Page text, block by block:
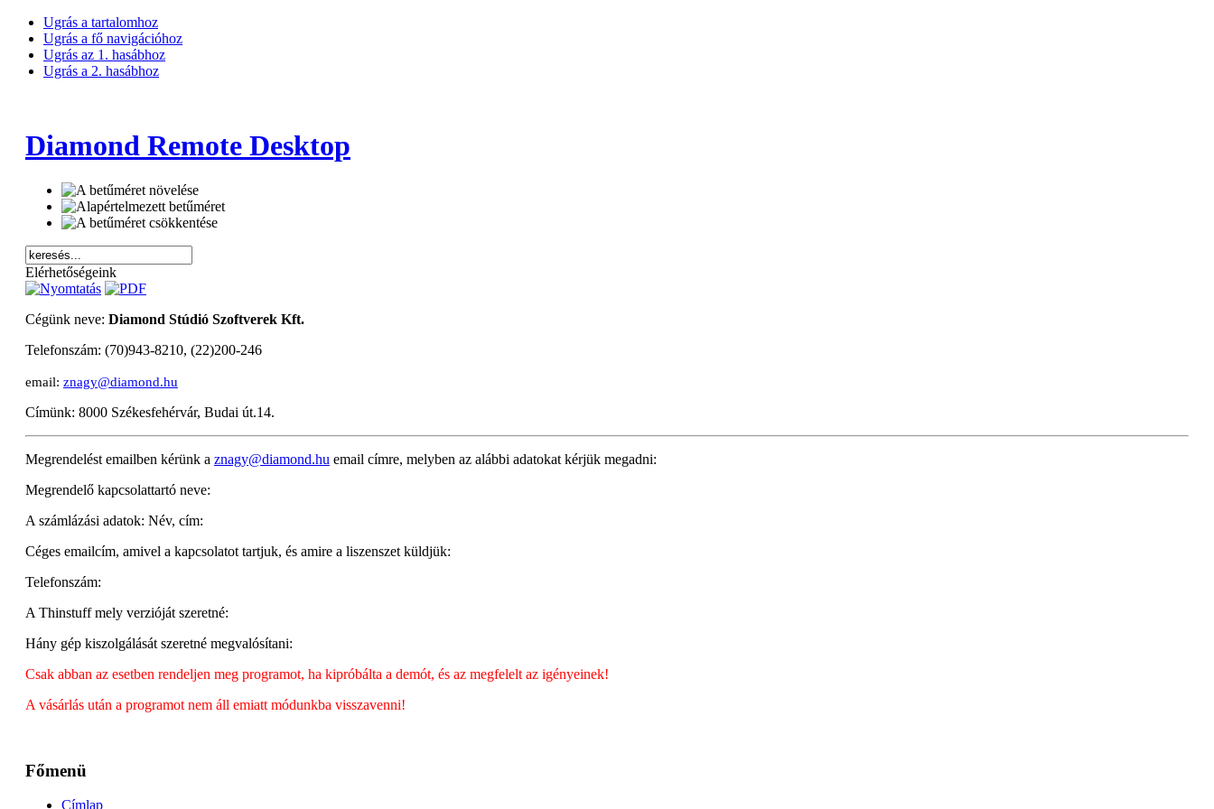
Ugrás a tartalomhoz
Ugrás a fő navigációhoz
Ugrás az 1. hasábhoz
Ugrás a 2. hasábhoz
Diamond Remote Desktop
Elérhetőségeink
Cégünk neve: Diamond Stúdió Szoftverek Kft.
Telefonszám: (70)943-8210, (22)200-246
email: znagy@diamond.hu
Címünk: 8000 Székesfehérvár, Budai út.14.
Megrendelést emailben kérünk a znagy@diamond.hu email címre, melyben az alábbi adatokat kérjük megadni:
Megrendelő kapcsolattartó neve:
A számlázási adatok: Név, cím:
Céges emailcím, amivel a kapcsolatot tartjuk, és amire a liszenszet küldjük:
Telefonszám:
A Thinstuff mely verzióját szeretné:
Hány gép kiszolgálását szeretné megvalósítani:
Csak abban az esetben rendeljen meg programot, ha kipróbálta a demót, és az megfelelt az igényeinek!
A vásárlás után a programot nem áll emiatt módunkba visszavenni!
Főmenü
Címlap